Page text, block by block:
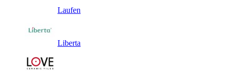
Laufen
Liberta